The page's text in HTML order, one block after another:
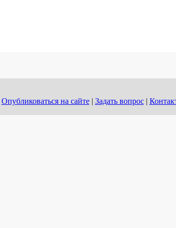
Опубликоваться на сайте| Задать вопрос|